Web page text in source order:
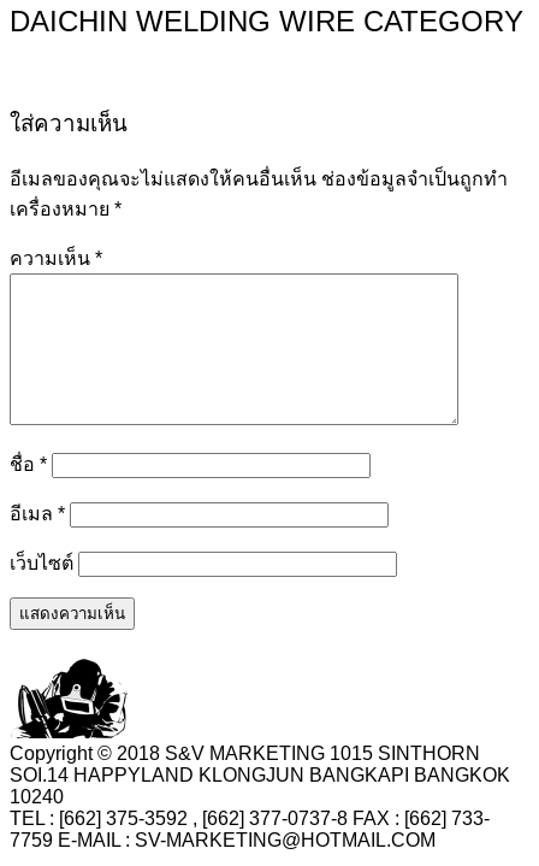
DAICHIN WELDING WIRE CATEGORY
ใส่ความเห็น
อีเมลของคุณจะไม่แสดงให้คนอื่นเห็น ช่องข้อมูลจำเป็นถูกทำ
เครื่องหมาย *
ความเห็น *
ชื่อ *
อีเมล *
เว็บไซต์
Copyright © 2018 S&V MARKETING 1015 SINTHORN
SOI.14 HAPPYLAND KLONGJUN BANGKAPI BANGKOK
10240
TEL : [662] 375-3592 , [662] 377-0737-8 FAX : [662] 733-
7759 E-MAIL : SV-MARKETING@HOTMAIL.COM